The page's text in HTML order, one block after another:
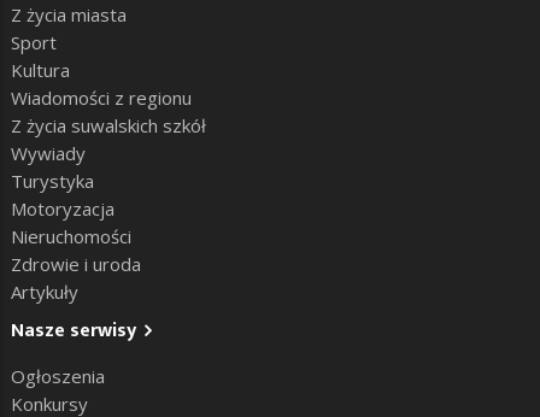
Z życia miasta
Sport
Kultura
Wiadomości z regionu
Z życia suwalskich szkół
Wywiady
Turystyka
Motoryzacja
Nieruchomości
Zdrowie i uroda
Artykuły
Nasze serwisy
Ogłoszenia
Konkursy